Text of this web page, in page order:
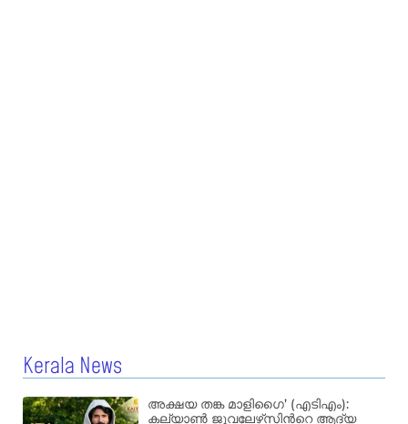
Kerala News
അക്ഷയ തങ്ക മാളിഗൈ’ (എടിഎം):
കല്യാണ്‍ ജുവലേഴ്‌സിന്‍റെ ആദ്യ